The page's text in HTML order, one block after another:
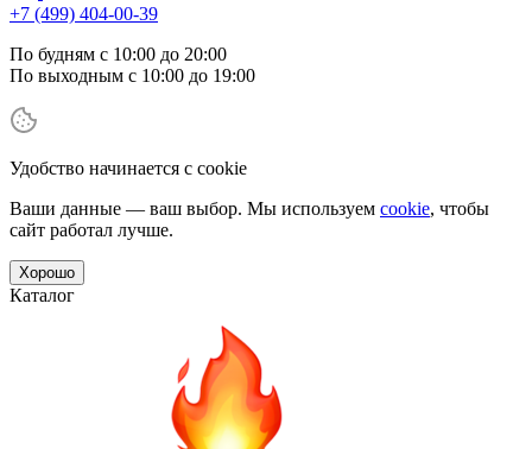
+7 (499) 404-00-39
По будням с 10:00 до 20:00
По выходным с 10:00 до 19:00
Удобство начинается с cookie
Ваши данные — ваш выбор. Мы используем cookie, чтобы
сайт работал лучше.
Хорошо
Каталог